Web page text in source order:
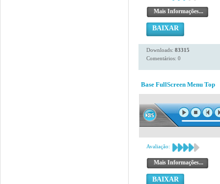
Mais Informações...
BAIXAR
Downloads: 83315
Comentários: 0
Base FullScreen Menu Top
Avaliação:
Mais Informações...
BAIXAR